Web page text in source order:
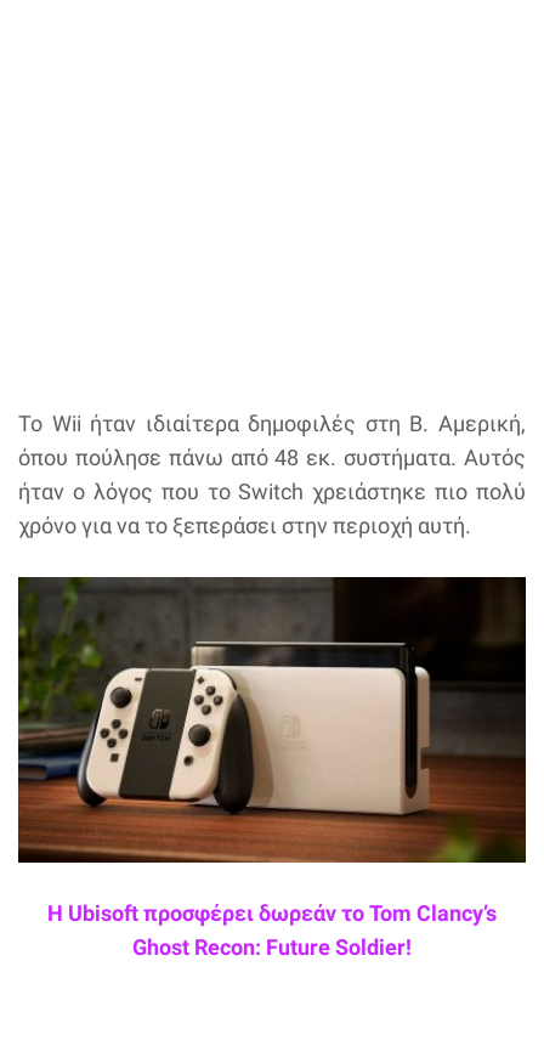
Το Wii ήταν ιδιαίτερα δημοφιλές στη Β. Αμερική,
όπου πούλησε πάνω από 48 εκ. συστήματα. Αυτός
ήταν ο λόγος που το Switch χρειάστηκε πιο πολύ
χρόνο για να το ξεπεράσει στην περιοχή αυτή.
Η Ubisoft προσφέρει δωρεάν το Tom Clancy’s
Ghost Recon: Future Soldier!